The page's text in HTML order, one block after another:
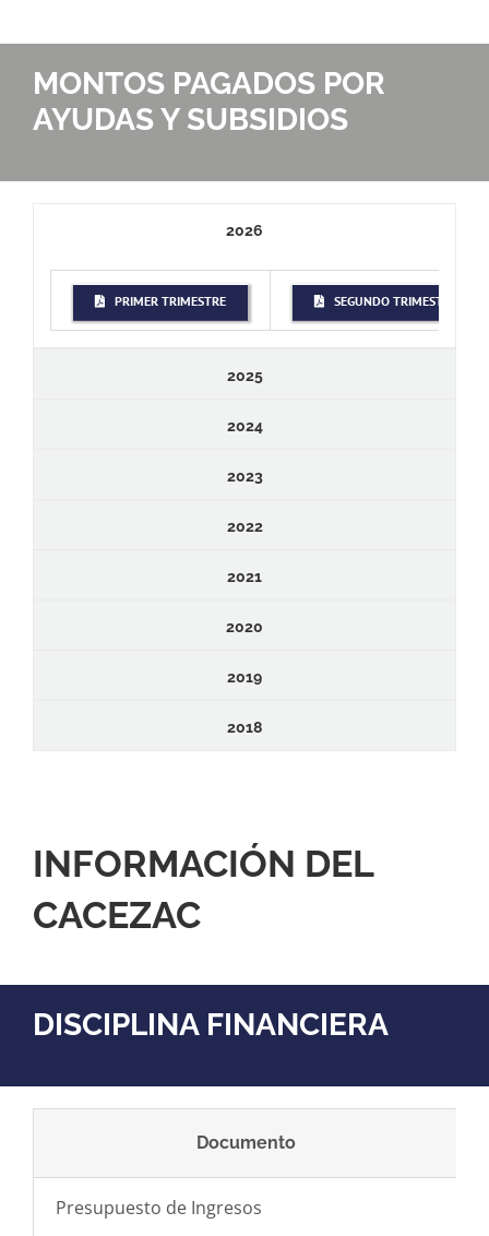
MONTOS PAGADOS POR
AYUDAS Y SUBSIDIOS
2026
PRIMER TRIMESTRE SEGUNDO TRIMESTRE
2025
2024
2023
2022
2021
2020
2019
2018
INFORMACIÓN DEL
CACEZAC
DISCIPLINA FINANCIERA
Documento
Presupuesto de Ingresos